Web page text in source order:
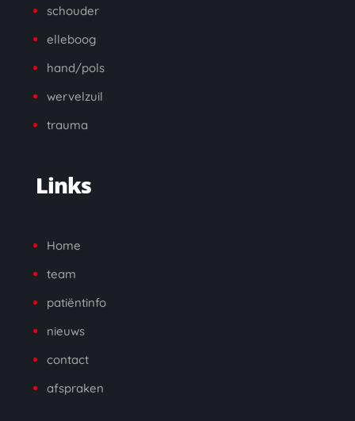
schouder
elleboog
hand/pols
wervelzuil
trauma
Links
Home
team
patiëntinfo
nieuws
contact
afspraken